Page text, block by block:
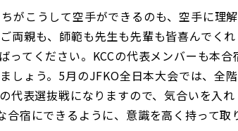
がこうして空手ができるのも、空手に理解
両親も、師範も先生も先輩も皆喜んでくれ
ってください。 KCCの代表メンバーも本合
しょう。 5月のJFKO全日本大会では、全階
の代表選抜戦になりますので、気合いを入れ
宿にできるように、意識を高く持って取